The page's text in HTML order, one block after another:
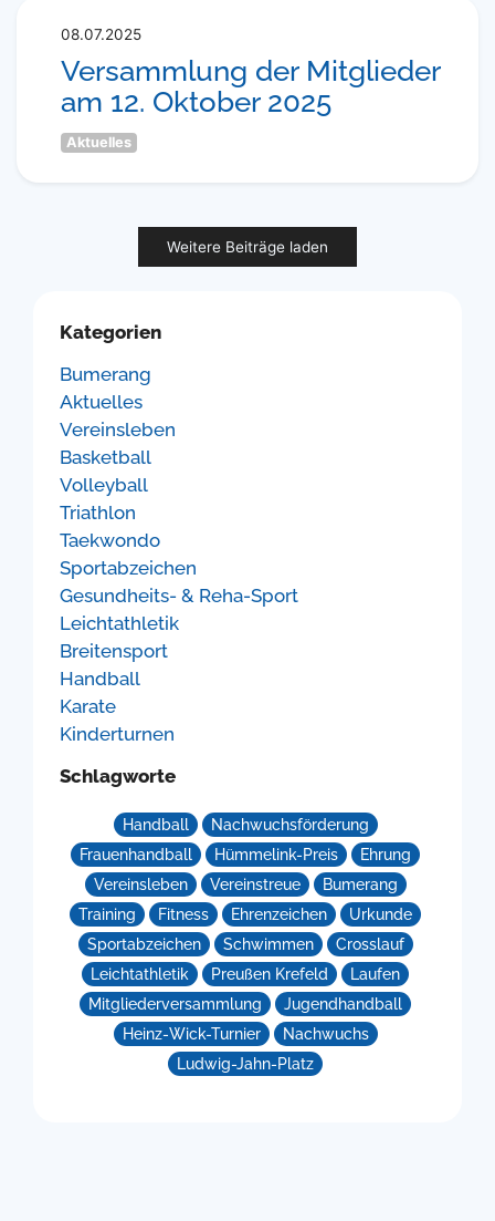
08.07.2025
Versammlung der Mitglieder
am 12. Oktober 2025
Aktuelles
Weitere Beiträge laden
Kategorien
Bumerang
Aktuelles
Vereinsleben
Basketball
Volleyball
Triathlon
Taekwondo
Sportabzeichen
Gesundheits- & Reha-Sport
Leichtathletik
Breitensport
Handball
Karate
Kinderturnen
Schlagworte
Handball
Nachwuchsförderung
Frauenhandball
Hümmelink-Preis
Ehrung
Vereinsleben
Vereinstreue
Bumerang
Training
Fitness Ehrenzeichen
Urkunde
Sportabzeichen
Schwimmen
Crosslauf
Leichtathletik
Preußen Krefeld
Laufen
Mitgliederversammlung
Jugendhandball
Heinz-Wick-Turnier
Nachwuchs
Ludwig-Jahn-Platz